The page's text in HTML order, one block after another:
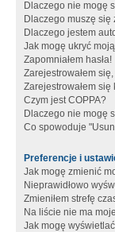
Dlaczego nie mogę
Dlaczego muszę się
Dlaczego jestem
Jak mogę ukryć
Zapomniałem hasła!
Zarejestrowałem
Zarejestrowałem
Czym jest COPPA?
Dlaczego nie mogę
Co spowoduje
Preferencje i
Jak mogę zmienić
Nieprawidłowo
Zmieniłem strefę
Na liście nie ma
Jak mogę